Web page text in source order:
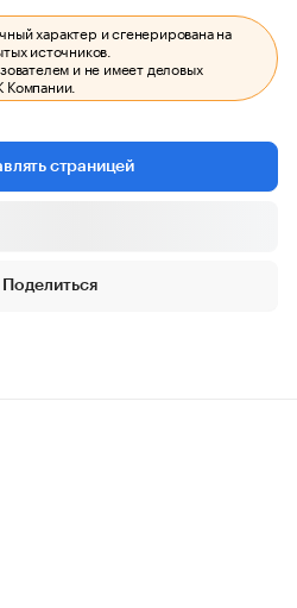
характер и сгенерирована на
источников.
и не имеет деловых
страницей
Поделиться